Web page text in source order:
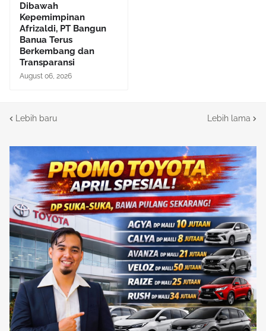
Dibawah
Kepemimpinan
Afrizaldi, PT Bangun
Banua Terus
Berkembang dan
Transparansi
August 06, 2026
Lebih baru Lebih lama